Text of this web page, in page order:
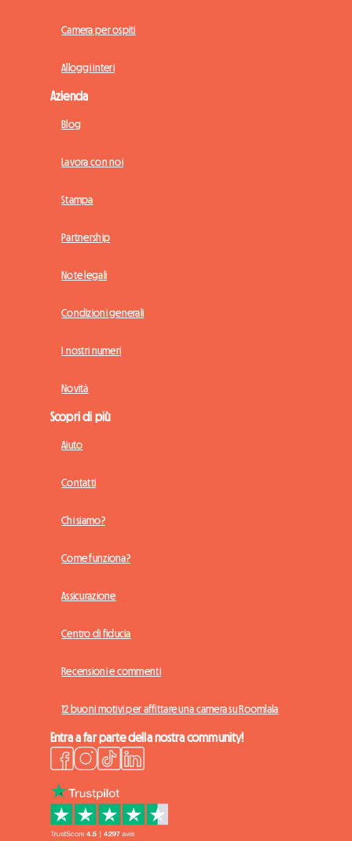
Camera per ospiti
Alloggi interi
Azienda
Blog
Lavora con noi
Stampa
Partnership
Note legali
Condizioni generali
I nostri numeri
Novità
Scopri di più
Aiuto
Contatti
Chi siamo?
Come funziona?
Assicurazione
Centro di fiducia
Recensioni e commenti
12 buoni motivi per affittare una camera su Roomlala
Entra a far parte della nostra community!